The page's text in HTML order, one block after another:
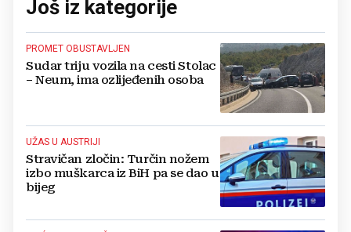
Još iz kategorije
PROMET OBUSTAVLJEN
Sudar triju vozila na cesti Stolac
– Neum, ima ozlijeđenih osoba
UŽAS U AUSTRIJI
Stravičan zločin: Turčin nožem
izbo muškarca iz BiH pa se dao u
bijeg